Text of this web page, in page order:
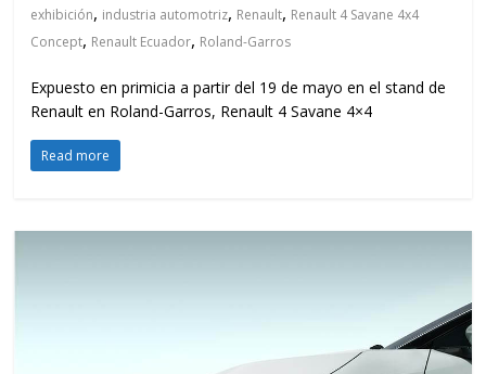
exhibición, industria automotriz, Renault, Renault 4 Savane 4x4
Concept, Renault Ecuador, Roland-Garros
Expuesto en primicia a partir del 19 de mayo en el stand de
Renault en Roland-Garros, Renault 4 Savane 4×4
Read more